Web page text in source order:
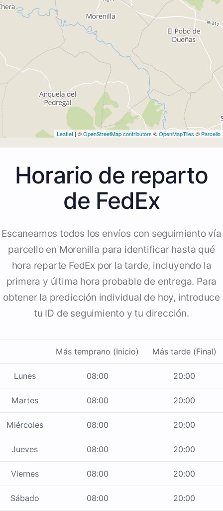
Leaflet | ©OpenStreetMap contributors ©OpenMapTiles © Parcello
Horario de reparto
de FedEx
Escaneamos todos los envíos con seguimiento vía
parcello en Morenilla para identificar hasta qué
hora reparte FedEx por la tarde, incluyendo la
primera y última hora probable de entrega. Para
obtener la predicción individual de hoy, introduce
tu ID de seguimiento y tu dirección.
Más temprano (Inicio) Más tarde (Final)
Lunes 08:00 20:00
Martes 08:00 20:00
Miércoles 08:00 20:00
Jueves 08:00 20:00
Viernes 08:00 20:00
Sábado 08:00 20:00